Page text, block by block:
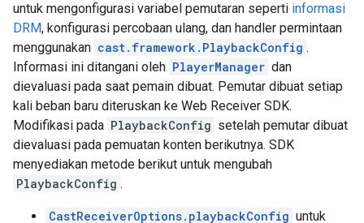
untuk mengonfigurasi variabel pemutaran seperti informasi
DRM, konfigurasi percobaan ulang, dan handler permintaan
menggunakan cast.framework.PlaybackConfig .
Informasi ini ditangani oleh PlayerManager dan
dievaluasi pada saat pemain dibuat. Pemutar dibuat setiap
kali beban baru diteruskan ke Web Receiver SDK.
Modifikasi pada PlaybackConfig setelah pemutar dibuat
dievaluasi pada pemuatan konten berikutnya. SDK
menyediakan metode berikut untuk mengubah
PlaybackConfig .
CastReceiverOptions.playbackConfig untuk